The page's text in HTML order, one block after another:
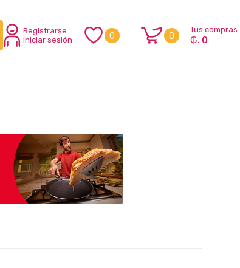
Registrarse
Iniciar sesión
0 0
Tus compras
₲. 0